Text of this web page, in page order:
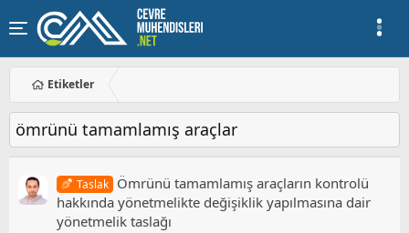
Etiketler
ömrünü tamamlamış araçlar
Taslak Ömrünü tamamlamış araçların kontrolü
hakkında yönetmelikte değişiklik yapılmasına dair
yönetmelik taslağı